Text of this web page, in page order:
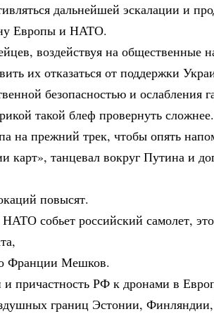
дальнейшей эскалации и
Европы и НАТО.
воздействуя на общественные
их отказаться от поддержки
безопасностью и
такой блеф провернуть
на прежний трек, чтобы опять
карт», танцевал вокруг Путина и
повысят.
собьет российский самолет, это
Франции Мешков.
и причастность РФ к дронами в
границ Эстонии,